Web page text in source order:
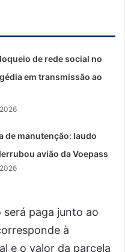
de rede social no
em transmissão ao
de manutenção: laudo
avião da Voepass
paga junto ao
à
e o valor da parcela